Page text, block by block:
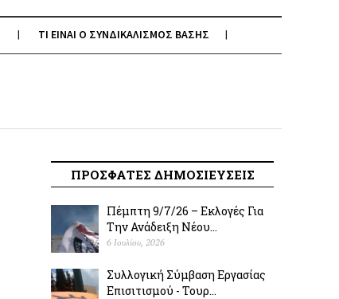
ΤΙ ΕΙΝΑΙ Ο ΣΥΝΔΙΚΑΛΙΣΜΟΣ ΒΑΣΗΣ
ΠΡΟΣΦΑΤΕΣ ΔΗΜΟΣΙΕΥΣΕΙΣ
Πέμπτη 9/7/26 – Εκλογές Για
Την Ανάδειξη Νέου...
6 Ιουλίου, 2026
Συλλογική Σύμβαση Εργασίας
Επισιτισμού - Τουρ...